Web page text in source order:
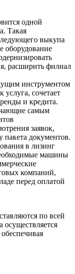
одной
Такая
выкупа
оборудование
расширить филиал
инструментом
сочетает
и кредита.
самым
заявок,
пакета документов.
в лизинг
машины
компаний,
перед оплатой
по всей